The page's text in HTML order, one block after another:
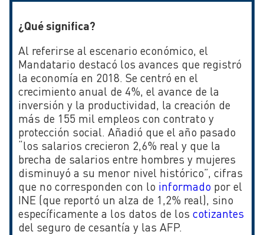
¿Qué significa?
Al referirse al escenario económico, el
Mandatario destacó los avances que registró
la economía en 2018. Se centró en el
crecimiento anual de 4%, el avance de la
inversión y la productividad, la creación de
más de 155 mil empleos con contrato y
protección social. Añadió que el año pasado
“los salarios crecieron 2,6% real y que la
brecha de salarios entre hombres y mujeres
disminuyó a su menor nivel histórico”, cifras
que no corresponden con lo informado por el
INE (que reportó un alza de 1,2% real), sino
específicamente a los datos de los cotizantes
del seguro de cesantía y las AFP.